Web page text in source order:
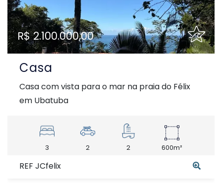
R$ 2.100.000,00
Casa
Casa com vista para o mar na praia do Félix
em Ubatuba
3 2 2 600m²
REF JCfelix